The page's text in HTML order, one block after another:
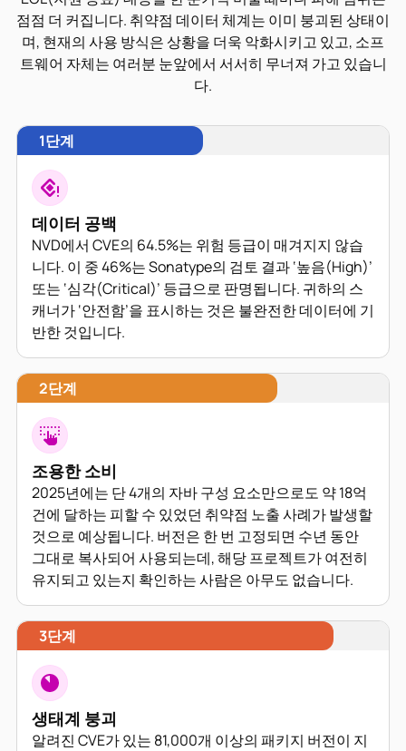
점점 더 커집니다. 취약점 데이터 체계는 이미 붕괴된 상태이
며, 현재의 사용 방식은 상황을 더욱 악화시키고 있고, 소프
트웨어 자체는 여러분 눈앞에서 서서히 무너져 가고 있습니
다.
1단계
데이터 공백
NVD에서 CVE의 64.5%는 위험 등급이 매겨지지 않습
니다. 이 중 46%는 Sonatype의 검토 결과 ‘높음(High)’
또는 ‘심각(Critical)’ 등급으로 판명됩니다. 귀하의 스
캐너가 ‘안전함’을 표시하는 것은 불완전한 데이터에 기
반한 것입니다.
2단계
조용한 소비
2025년에는 단 4개의 자바 구성 요소만으로도 약 18억
건에 달하는 피할 수 있었던 취약점 노출 사례가 발생할
것으로 예상됩니다. 버전은 한 번 고정되면 수년 동안
그대로 복사되어 사용되는데, 해당 프로젝트가 여전히
유지되고 있는지 확인하는 사람은 아무도 없습니다.
3단계
생태계 붕괴
알려진 CVE가 있는 81,000개 이상의 패키지 버전이 지